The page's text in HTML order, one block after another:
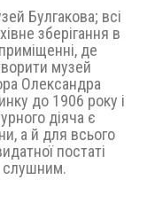
Булгакова; всі
зберігання в
де
музей
Олександра
до 1906 року і
діяча є
а й для всього
постаті
слушним.